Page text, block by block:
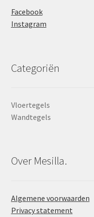
Facebook
Instagram
Categoriën
Vloertegels
Wandtegels
Over Mesilla.
Algemene voorwaarden
Privacy statement